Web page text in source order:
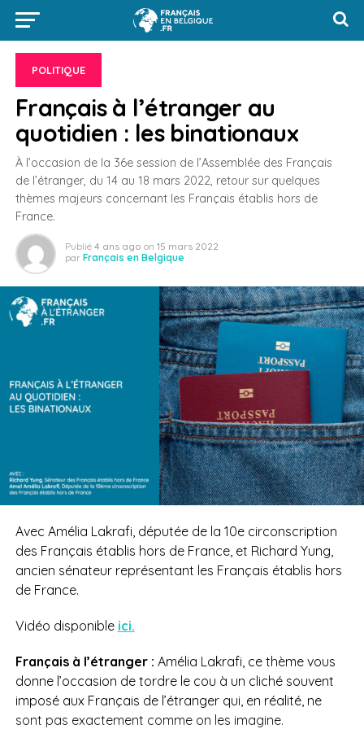
POLITIQUE
Français à l’étranger au
quotidien : les binationaux
À l’occasion de la 36e session de l’Assemblée des Français
de l’étranger, du 14 au 18 mars 2022, retour sur quelques
thèmes majeurs concernant les Français établis hors de
France.
Publié 4 ans ago on 15 mars 2022
par Français en Belgique
Avec Amélia Lakrafi, députée de la 10e circonscription
des Français établis hors de France, et Richard Yung,
ancien sénateur représentant les Français établis hors
de France.
Vidéo disponible ici.
Français à l’étranger : Amélia Lakrafi, ce thème vous
donne l’occasion de tordre le cou à un cliché souvent
imposé aux Français de l’étranger qui, en réalité, ne
sont pas exactement comme on les imagine.